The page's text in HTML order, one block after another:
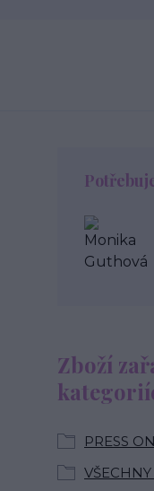
Zboží
PRESS